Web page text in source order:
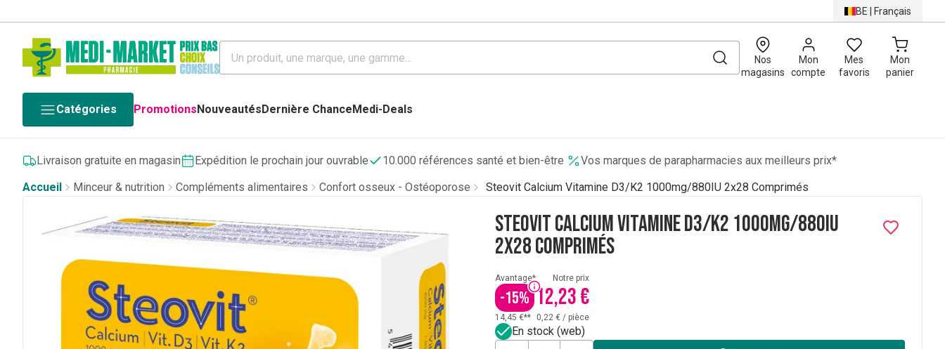
BE | Français
Nos
magasins
Mon
compte
Mes
favoris
Mon
panier
0
Catégories PromotionsNouveautésDernière ChanceMedi-Deals
Livraison gratuite en magasin Expédition le prochain jour ouvrable 10.000 références santé et bien-être
Vos marques de parapharmacies aux meilleurs prix*
Accueil
Minceur & nutrition Compléments alimentaires Confort osseux - Ostéoporose Steovit Calcium Vitamine D3/K2 1000mg/880IU 2x28 Comprimés
Steovit Calcium Vitamine D3/K2 1000mg/880IU
2x28 Comprimés
Avantage*
-15%
Notre prix
12,23 €
14,45 €** 0,22 € / pièce
En stock (web)